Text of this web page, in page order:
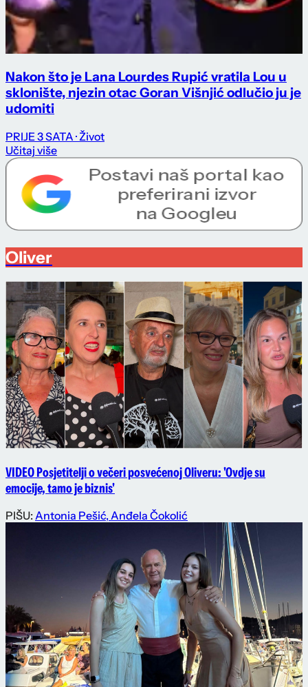
Nakon što je Lana Lourdes Rupić vratila Lou u
sklonište, njezin otac Goran Višnjić odlučio ju je
udomiti
PRIJE 3 SATA · Život
Učitaj više
Oliver
VIDEO Posjetitelji o večeri posvećenoj Oliveru: 'Ovdje su
emocije, tamo je biznis'
PIŠU: Antonia Pešić,Anđela Čokolić